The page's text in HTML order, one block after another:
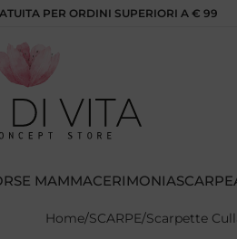
PER ORDINI SUPERIORI A € 99
MAMMACERIMONIASCARPE
Home SCARPE Scarpette